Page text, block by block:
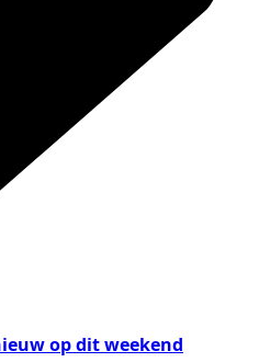
op dit weekend